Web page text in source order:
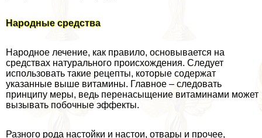
Народные средства
Народное лечение, как правило, основывается на
средствах натурального происхождения. Следует
использовать такие рецепты, которые содержат
указанные выше витамины. Главное – следовать
принципу меры, ведь перенасыщение витаминами может
вызывать побочные эффекты.
Разного рода настойки и настои, отвары и прочее,